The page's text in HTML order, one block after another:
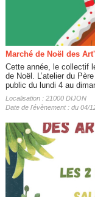
Marché de Noël des
Cette année, le collectif
de Noël. L’atelier du
public du lundi 4 au
Localisation : 21000 DIJON
Date de l'évènement : du 04/